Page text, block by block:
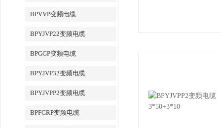
BPVVP变频电缆
BPYJVP22变频电缆
BPGGP变频电缆
BPYJVP32变频电缆
BPYJVPP2变频电缆
BPFGRP变频电缆